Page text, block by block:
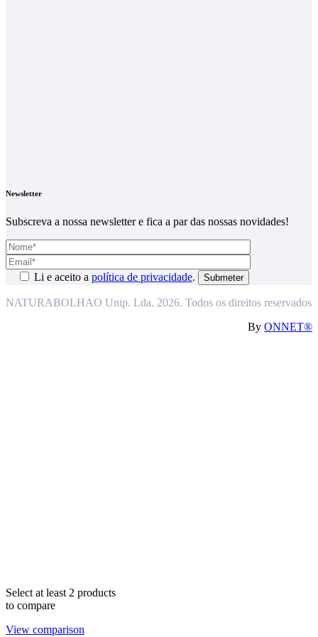
Newsletter
Subscreva a nossa newsletter e fica a par das nossas novidades!
Li e aceito a política de privacidade.
NATURABOLHAO Unip. Lda. 2026. Todos os direitos reservados
By ONNET®
Select at least 2 products
to compare
View comparison